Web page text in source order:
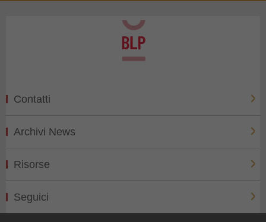
Contatti
Archivi News
Risorse
Seguici